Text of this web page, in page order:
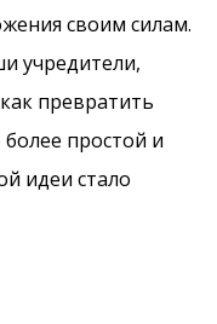
своим силам.
учредители,
превратить
простой и
идеи стало